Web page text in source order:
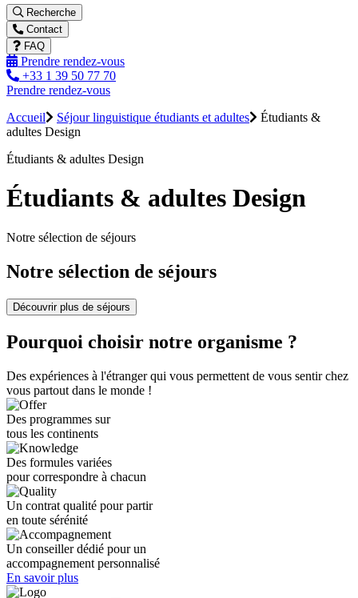
Recherche
Contact
FAQ
Prendre rendez-vous
+33 1 39 50 77 70
Prendre rendez-vous
Accueil
Séjour linguistique étudiants et adultes
Étudiants &
adultes Design
Étudiants & adultes Design
Étudiants & adultes Design
Notre sélection de séjours
Notre sélection de séjours
Découvrir plus de séjours
Pourquoi choisir notre organisme ?
Des expériences à l'étranger qui vous permettent de vous sentir chez
vous partout dans le monde !
Des programmes sur
tous les continents
Des formules variées
pour correspondre à chacun
Un contrat qualité pour partir
en toute sérénité
Un conseiller dédié pour un
accompagnement personnalisé
En savoir plus